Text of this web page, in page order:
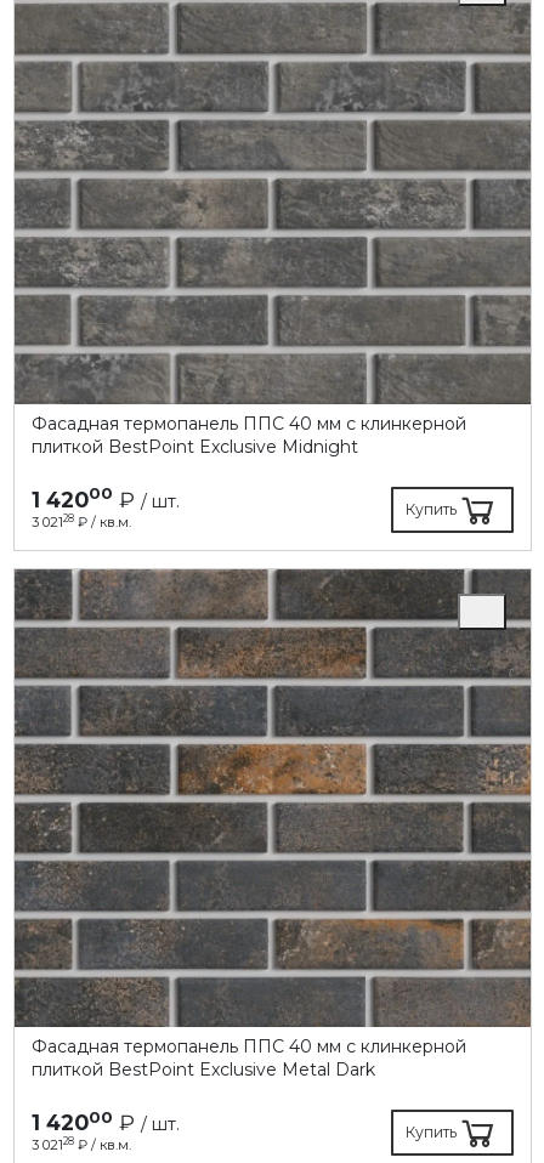
Фасадная термопанель ППC 40 мм с клинкерной
плиткой BestPoint Exclusive Midnight
1 42000 ₽ / шт.
3 02128₽ / кв.м.
Купить
Фасадная термопанель ППC 40 мм с клинкерной
плиткой BestPoint Exclusive Metal Dark
1 42000 ₽ / шт.
3 02128₽ / кв.м.
Купить